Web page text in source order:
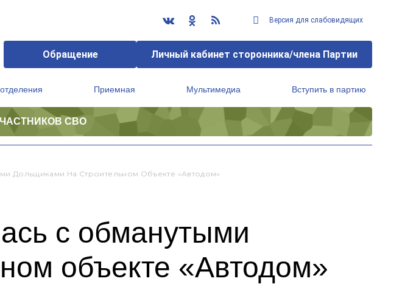
Версия для слабовидящих
Обращение Личный кабинет сторонника/члена Партии
Приемная Мультимедиа Вступить в партию
СВО
Дольщиками На Строительном Объекте «Автодом»
с обманутыми
объекте «Автодом»